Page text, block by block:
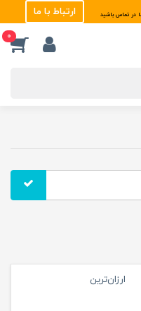
در تماس باشید ارتباط با ما
0
ارزان‌ترین